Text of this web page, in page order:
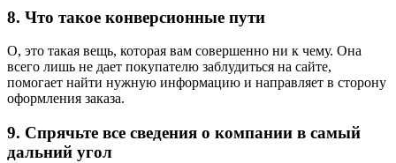
8. Что такое конверсионные пути
О, это такая вещь, которая вам совершенно ни к чему. Она
всего лишь не дает покупателю заблудиться на сайте,
помогает найти нужную информацию и направляет в сторону
оформления заказа.
9. Спрячьте все сведения о компании в самый
дальний угол